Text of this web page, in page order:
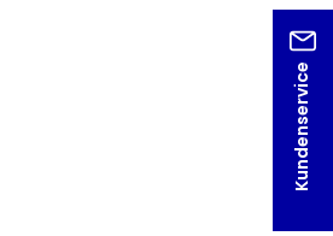
Kundenservice